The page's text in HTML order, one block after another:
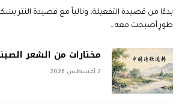
بدءًا من قصيدة التفعيلة، وتالياً مع قصيدة النثر بشكلٍ
طورٍ أصبحت معه…
مختارات من الشعر
2 أغسطس 2026